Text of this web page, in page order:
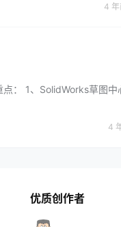
4 年
： 1、SolidWorks草图中
4
优质创作者